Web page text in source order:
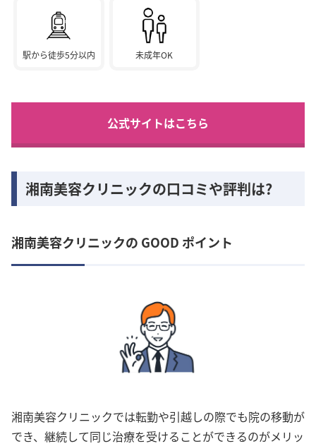
駅から徒歩5分以内 未成年OK
公式サイトはこちら
湘南美容クリニックの口コミや評判は?
湘南美容クリニックの GOOD ポイント
湘南美容クリニックでは転勤や引越しの際でも院の移動が
でき、継続して同じ治療を受けることができるのがメリッ